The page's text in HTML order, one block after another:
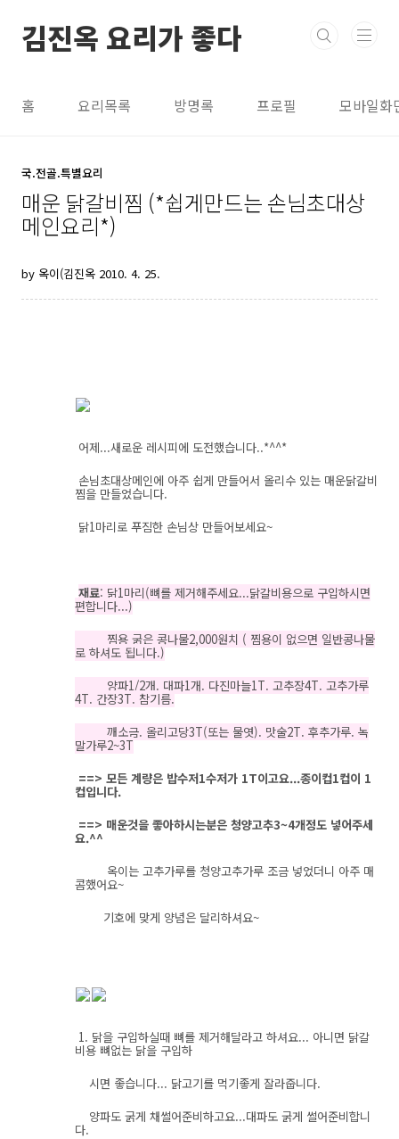
김진옥 요리가 좋다
홈 요리목록 방명록 프로필 모바일화
국.전골.특별요리
매운 닭갈비찜 (*쉽게만드는 손님초대상
메인요리*)
by 옥이(김진옥 2010. 4. 25.
어제...새로운 레시피에 도전했습니다..*^^*
손님초대상메인에 아주 쉽게 만들어서 올리수 있는 매운닭갈비
찜을 만들었습니다.
닭1마리로 푸짐한 손님상 만들어보세요~
재료: 닭1마리(뼈를 제거해주세요...닭갈비용으로 구입하시면
편합니다...)
찜용 굵은 콩나물2,000원치 ( 찜용이 없으면 일반콩나물
로 하셔도 됩니다.)
양파1/2개. 대파1개. 다진마늘1T. 고추장4T. 고추가루
4T. 간장3T. 참기름.
깨소금. 올리고당3T(또는 물엿). 맛술2T. 후추가루. 녹
말가루2~3T
==> 모든 계량은 밥수저1수저가 1T이고요...종이컵1컵이 1
컵입니다.
==> 매운것을 좋아하시는분은 청양고추3~4개정도 넣어주세
요.^^
옥이는 고추가루를 청양고추가루 조금 넣었더니 아주 매
콤했어요~
기호에 맞게 양념은 달리하셔요~
1. 닭을 구입하실때 뼈를 제거해달라고 하셔요... 아니면 닭갈
비용 뼈없는 닭을 구입하
시면 좋습니다... 닭고기를 먹기좋게 잘라줍니다.
양파도 굵게 채썰어준비하고요...대파도 굵게 썰어준비합니
다.